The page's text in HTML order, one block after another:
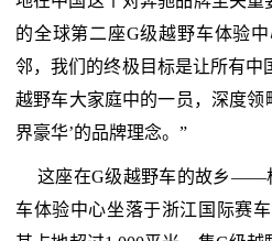
的全球第二座G级越野车体验
邻，我们的终极目标是让所有中
越野车大家庭中的一员，深度领
界豪华’的品牌理念。”
这座在G级越野车的故乡——
车体验中心坐落于浙江国际赛